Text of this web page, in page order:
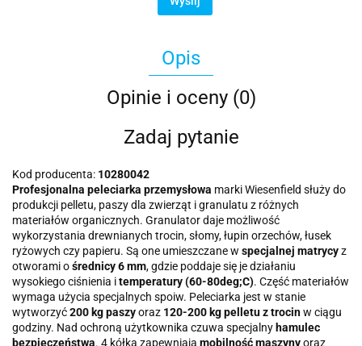
Opis
Opinie i oceny (0)
Zadaj pytanie
Kod producenta: 10280042
Profesjonalna peleciarka przemysłowa marki Wiesenfield służy do
produkcji pelletu, paszy dla zwierząt i granulatu z różnych
materiałów organicznych. Granulator daje możliwość
wykorzystania drewnianych trocin, słomy, łupin orzechów, łusek
ryżowych czy papieru. Są one umieszczane w specjalnej matrycyz
otworami ośrednicy 6 mm, gdzie poddaje się je działaniu
wysokiego ciśnienia itemperatury (60-80deg;C). Część materiałów
wymaga użycia specjalnych spoiw. Peleciarka jest w stanie
wytworzyć200 kg paszyoraz 120-200 kg pelletu z trocinw ciągu
godziny. Nad ochroną użytkownika czuwa specjalnyhamulec
bezpieczeństwa. 4 kółka zapewniają mobilność maszynyoraz